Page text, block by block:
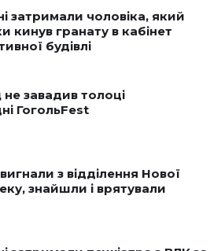
затримали чоловіка, який
кинув гранату в кабінет
будівлі
завадив толоці
ГогольFest
з відділення Нової
знайшли і врятували